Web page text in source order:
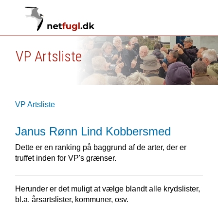
VP Artsliste
VP Artsliste
Janus Rønn Lind Kobbersmed
Dette er en ranking på baggrund af de arter, der er
truffet inden for VP's grænser.
Herunder er det muligt at vælge blandt alle krydslister,
bl.a. årsartslister, kommuner, osv.